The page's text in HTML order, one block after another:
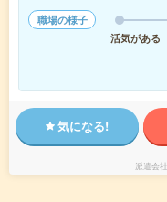
職場の様子
活気がある
気になる!
派遣会社